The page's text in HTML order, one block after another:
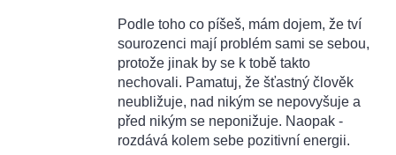
Podle toho co píšeš, mám dojem, že tví
sourozenci mají problém sami se sebou,
protože jinak by se k tobě takto
nechovali. Pamatuj, že šťastný člověk
neubližuje, nad nikým se nepovyšuje a
před nikým se neponižuje. Naopak -
rozdává kolem sebe pozitivní energii.